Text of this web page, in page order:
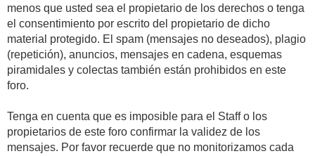
menos que usted sea el propietario de los derechos o tenga
el consentimiento por escrito del propietario de dicho
material protegido. El spam (mensajes no deseados), plagio
(repetición), anuncios, mensajes en cadena, esquemas
piramidales y colectas también están prohibidos en este
foro.
Tenga en cuenta que es imposible para el Staff o los
propietarios de este foro confirmar la validez de los
mensajes. Por favor recuerde que no monitorizamos cada